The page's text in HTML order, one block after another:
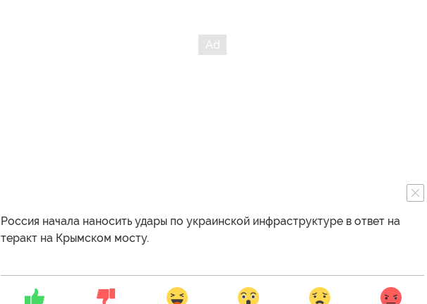
Россия начала наносить удары по украинской инфраструктуре в ответ на
теракт на Крымском мосту.